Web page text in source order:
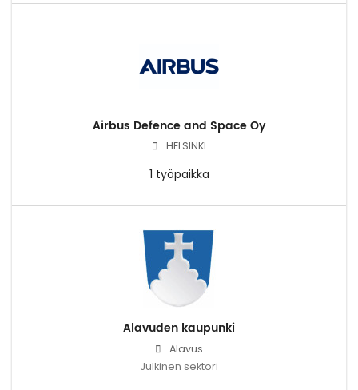
Airbus Defence and Space Oy
HELSINKI
1 työpaikka
Alavuden kaupunki
Alavus
Julkinen sektori